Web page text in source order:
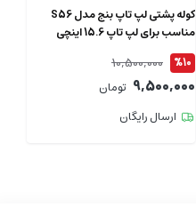
کوله پشتی لپ تاپ بنج مدل S56
مناسب برای لپ تاپ 15.6 اینچی
%10
10,500,000
9,500,000 تومان
ارسال رایگان